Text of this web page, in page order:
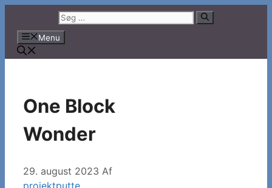
indhold
Søg
efter:
Menu
One Block
Wonder
29. august 2023 Af